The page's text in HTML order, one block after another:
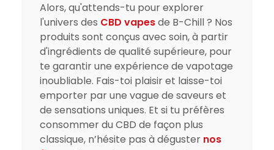
Alors, qu'attends-tu pour explorer
l'univers des CBD vapesde B-Chill ? Nos
produits sont conçus avec soin, à partir
d'ingrédients de qualité supérieure, pour
te garantir une expérience de vapotage
inoubliable. Fais-toi plaisir et laisse-toi
emporter par une vague de saveurs et
de sensations uniques. Et si tu préfères
consommer du CBD de façon plus
classique, n’hésite pas à déguster nos